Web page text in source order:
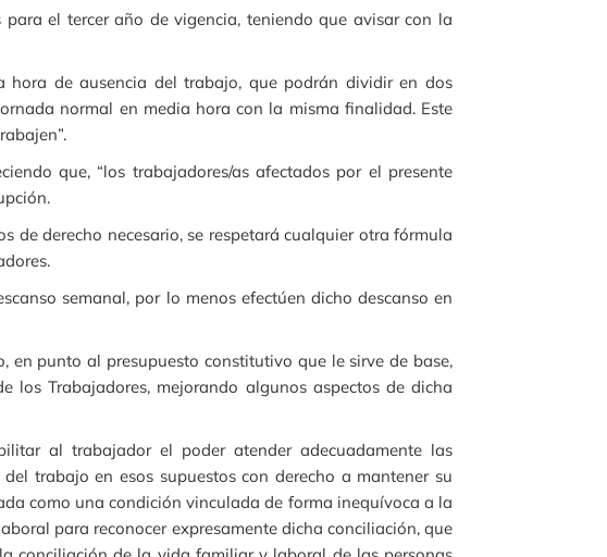
el tercer año de vigencia, teniendo que avisar con la
hora de ausencia del trabajo, que podrán dividir en dos
normal en media hora con la misma finalidad. Este
que, “los trabajadores/as afectados por el presente
de derecho necesario, se respetará cualquier otra fórmula
semanal, por lo menos efectúen dicho descanso en
en punto al presupuesto constitutivo que le sirve de base,
Trabajadores, mejorando algunos aspectos de dicha
al trabajador el poder atender adecuadamente las
trabajo en esos supuestos con derecho a mantener su
como una condición vinculada de forma inequívoca a la
para reconocer expresamente dicha conciliación, que